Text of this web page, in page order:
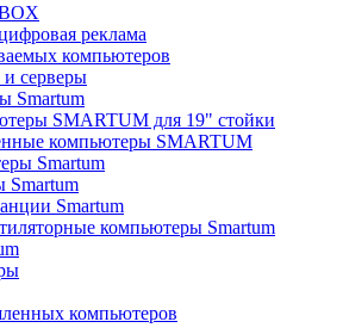
реклама
компьютеров
серверы
Smartum
SMARTUM для 19" стойки
компьютеры SMARTUM
Smartum
Smartum
Smartum
компьютеры Smartum
компьютеров